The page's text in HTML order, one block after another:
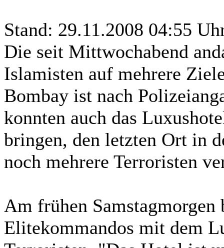
Stand: 29.11.2008 04:55
Die seit Mittwochabend
Islamisten auf mehrere
Bombay ist nach
konnten auch das
bringen, den letzten Ort in
noch mehrere Terroristen
Am frühen
Elitekommandos mit dem